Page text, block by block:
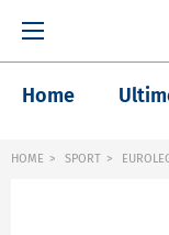
Home
HOME SPORT